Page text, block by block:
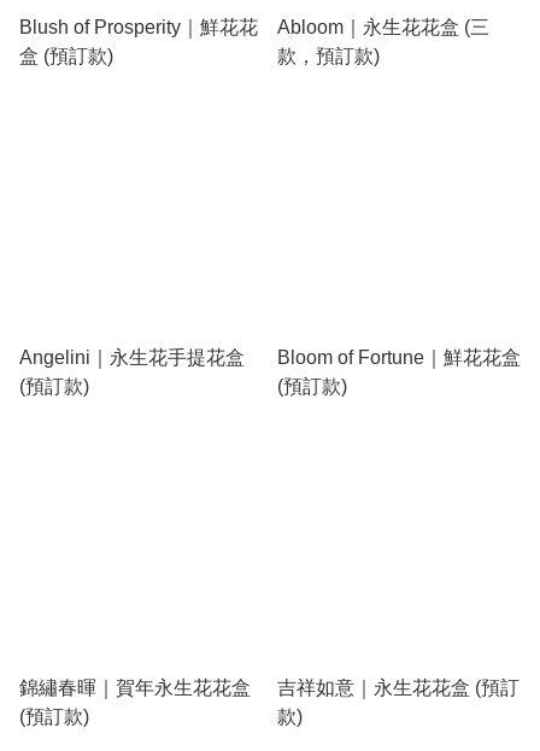
Blush of Prosperity｜鮮花花
盒 (預訂款)
Abloom｜永生花花盒 (三
款，預訂款)
Angelini｜永生花手提花盒
(預訂款)
Bloom of Fortune｜鮮花花盒
(預訂款)
錦繡春暉｜賀年永生花花盒
(預訂款)
吉祥如意｜永生花花盒 (預訂
款)